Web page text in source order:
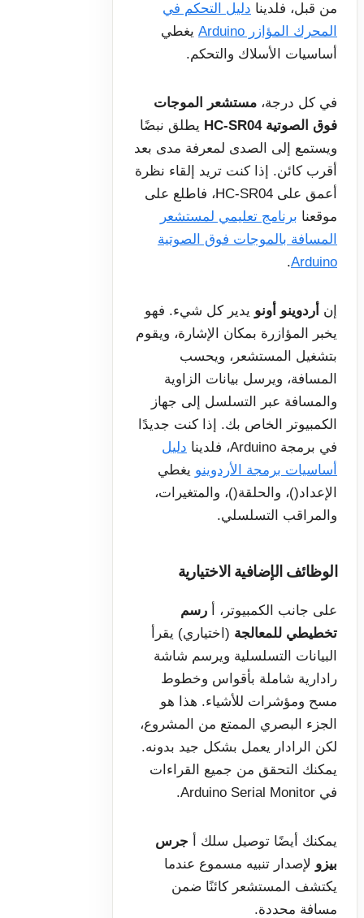
من قبل، فلدينا دليل التحكم في
المحرك المؤازر Arduino
يغطي
أساسيات الأسلاك والتحكم.
في كل درجة، مستشعر الموجات
فوق الصوتية HC-SR04
يطلق نبضًا
ويستمع إلى الصدى لمعرفة مدى بعد
أقرب كائن. إذا كنت تريد إلقاء نظرة
أعمق على HC-SR04، فاطلع على
موقعنا برنامج تعليمي لمستشعر
المسافة بالموجات فوق الصوتية
Arduino
.
إن أردوينو أونو يدير كل شيء. فهو
يخبر المؤازرة بمكان الإشارة، ويقوم
بتشغيل المستشعر، ويحسب
المسافة، ويرسل بيانات الزاوية
والمسافة عبر التسلسل إلى جهاز
الكمبيوتر الخاص بك. إذا كنت جديدًا
في برمجة Arduino، فلدينا
دليل
أساسيات برمجة الأردوينو يغطي
الإعداد()، والحلقة()، والمتغيرات،
والمراقب التسلسلي.
الوظائف الإضافية الاختيارية
على جانب الكمبيوتر، أ رسم
تخطيطي للمعالجة (اختياري) يقرأ
البيانات التسلسلية ويرسم شاشة
رادارية شاملة بأقواس وخطوط
مسح ومؤشرات للأشياء. هذا هو
الجزء البصري الممتع من المشروع،
لكن الرادار يعمل بشكل جيد بدونه.
يمكنك التحقق من جميع القراءات
في Arduino Serial Monitor.
يمكنك أيضًا توصيل سلك أ جرس
بيزو لإصدار تنبيه مسموع عندما
يكتشف المستشعر كائنًا ضمن
مسافة محددة.